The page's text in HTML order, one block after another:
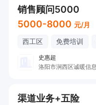
销售顾问5000
5000-8000 元/月
西工区 免费培训
史惠超
渠道业务+五险